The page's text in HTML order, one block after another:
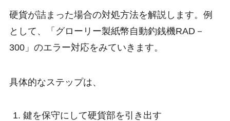
硬貨が詰まった場合の対処方法を解説します。例
として、「グローリー製紙幣自動釣銭機RAD－
300」のエラー対応をみていきます。
具体的なステップは、
鍵を保守にして硬貨部を引き出す